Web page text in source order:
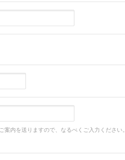
内を送りますので、なるべくご入力ください。